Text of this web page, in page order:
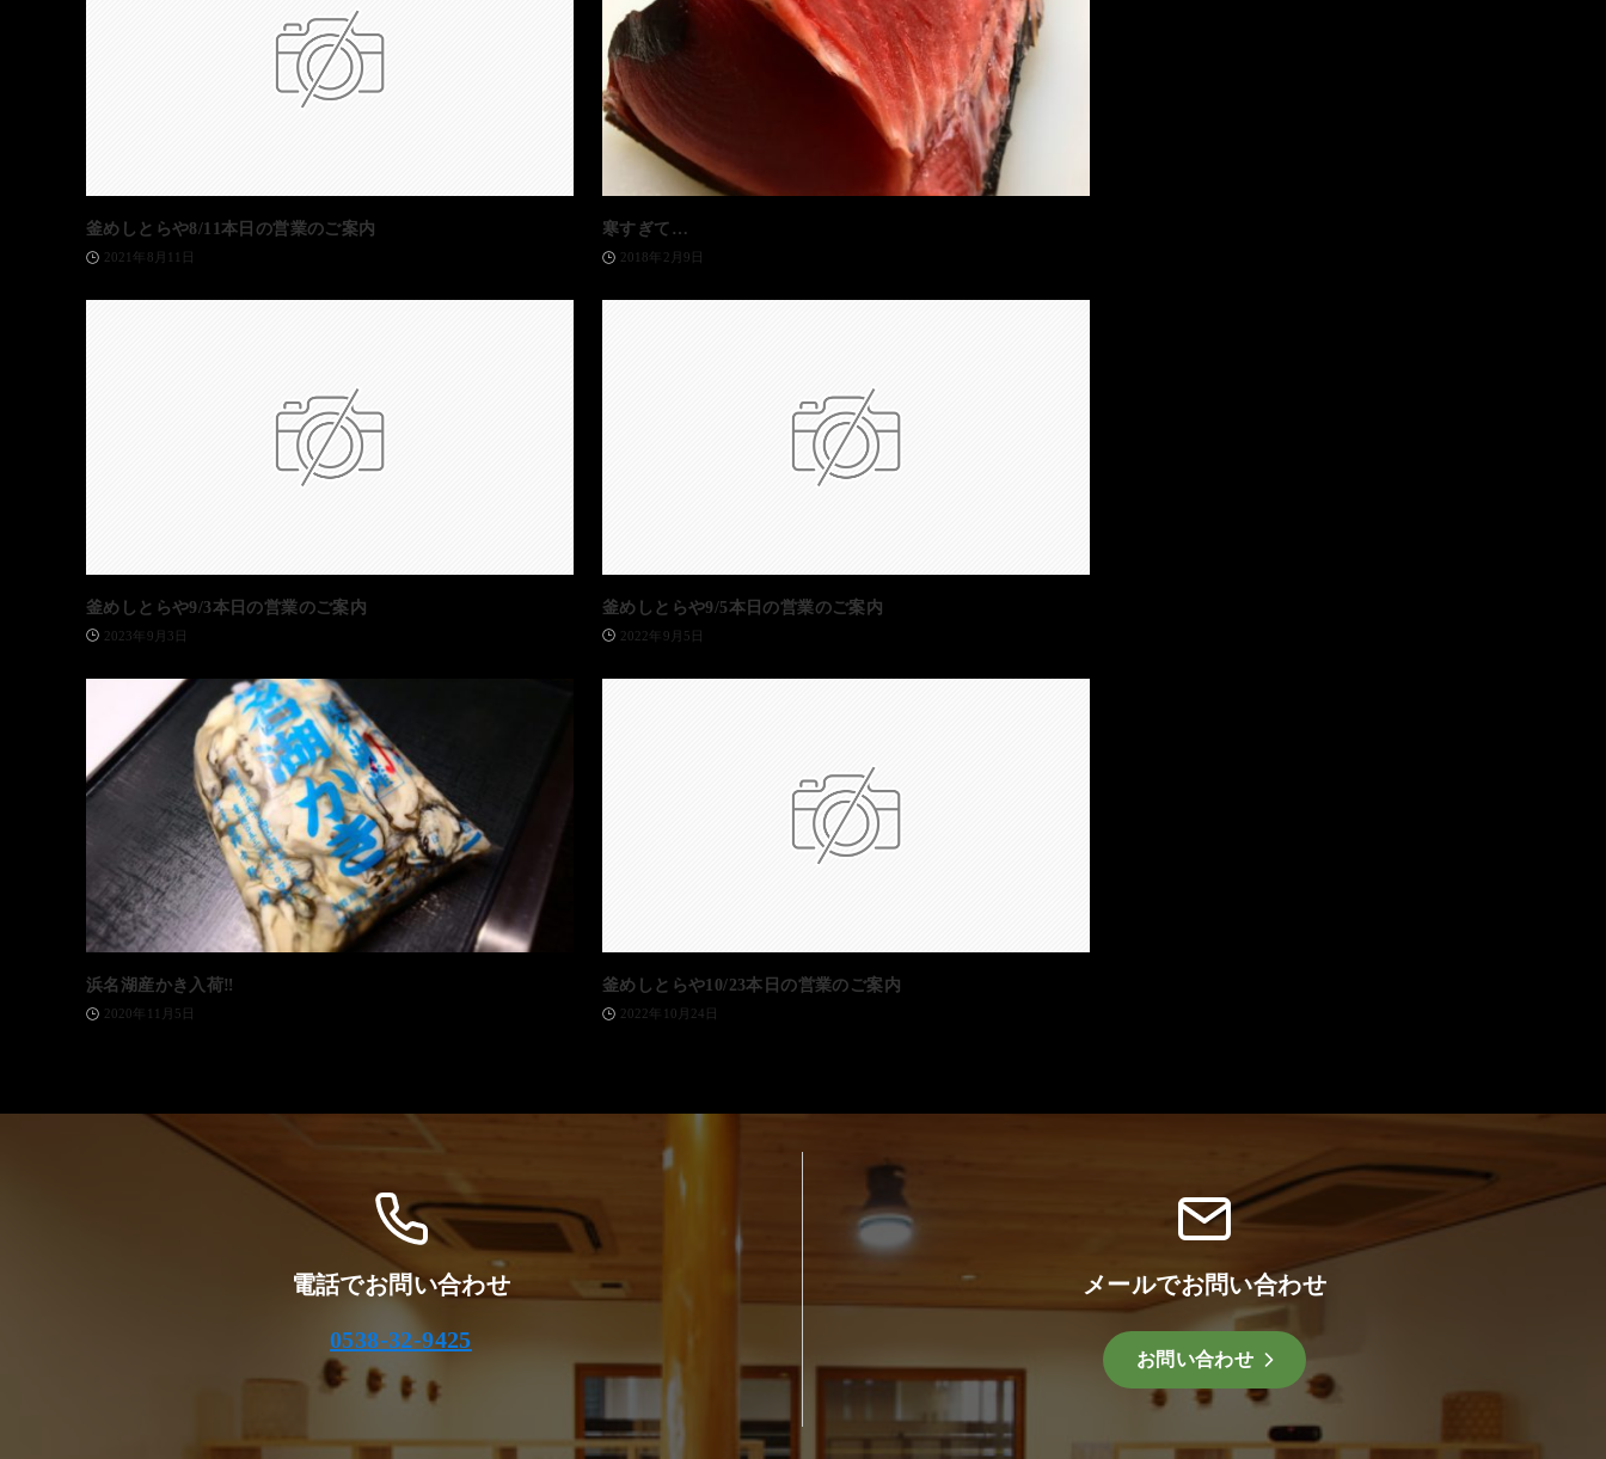
釜めしとらや8/11本日の営業のご案内
2021年8月11日
寒すぎて…
2018年2月9日
釜めしとらや9/3本日の営業のご案内
2023年9月3日
釜めしとらや9/5本日の営業のご案内
2022年9月5日
浜名湖産かき入荷‼️
2020年11月5日
釜めしとらや10/23本日の営業のご案内
2022年10月24日
電話でお問い合わせ
0538-32-9425
メールでお問い合わせ
お問い合わせ